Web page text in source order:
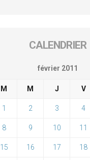
CALENDRIER
février 2011
M M J V
1 2 3 4
8 9 10 11
15 16 17 18